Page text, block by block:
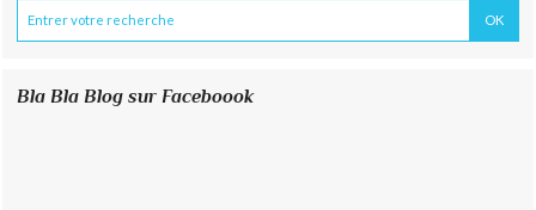
Bla Bla Blog sur Faceboook